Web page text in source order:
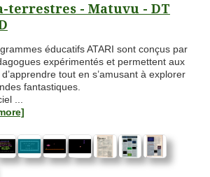
terrestres - Matuvu - DT
éducatifs ATARI sont conçus par
expérimentés et permettent aux
tout en s’amusant à explorer
fantastiques.
...